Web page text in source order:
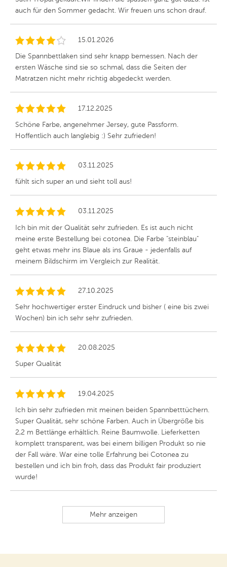
auch für den Sommer gedacht. Wir freuen uns schon drauf.
15.01.2026
Die Spannbettlaken sind sehr knapp bemessen. Nach der
ersten Wäsche sind sie so schmal, dass die Seiten der
Matratzen nicht mehr richtig abgedeckt werden.
17.12.2025
Schöne Farbe, angenehmer Jersey, gute Passform.
Hoffentlich auch langlebig :) Sehr zufrieden!
03.11.2025
fühlt sich super an und sieht toll aus!
03.11.2025
Ich bin mit der Qualität sehr zufrieden. Es ist auch nicht
meine erste Bestellung bei cotonea. Die Farbe "steinblau"
geht etwas mehr ins Blaue als ins Graue - jedenfalls auf
meinem Bildschirm im Vergleich zur Realität.
27.10.2025
Sehr hochwertiger erster Eindruck und bisher ( eine bis zwei
Wochen) bin ich sehr sehr zufrieden.
20.08.2025
Super Qualität
19.04.2025
Ich bin sehr zufrieden mit meinen beiden Spannbetttüchern.
Super Qualität, sehr schöne Farben. Auch in Übergröße bis
2,2 m Bettlänge erhältlich. Reine Baumwolle. Lieferketten
komplett transparent, was bei einem billigen Produkt so nie
der Fall wäre. War eine tolle Erfahrung bei Cotonea zu
bestellen und ich bin froh, dass das Produkt fair produziert
wurde!
Mehr anzeigen